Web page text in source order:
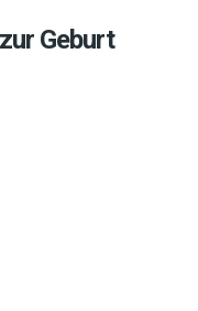
Geburt